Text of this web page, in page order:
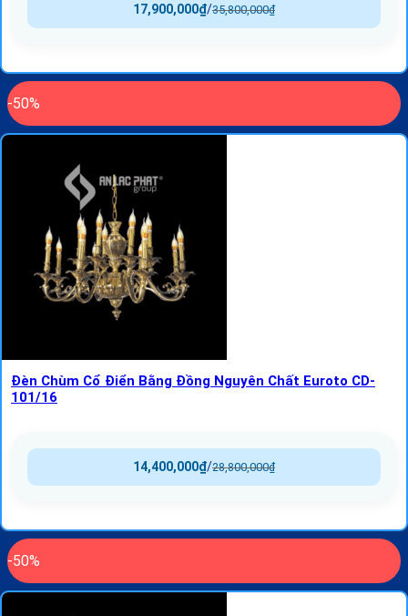
35,800,000₫
/
17,900,000₫
-50%
Đèn Chùm Cổ Điển Bằng Đồng Nguyên Chất Euroto CD-
101/16
28,800,000₫
/
14,400,000₫
-50%